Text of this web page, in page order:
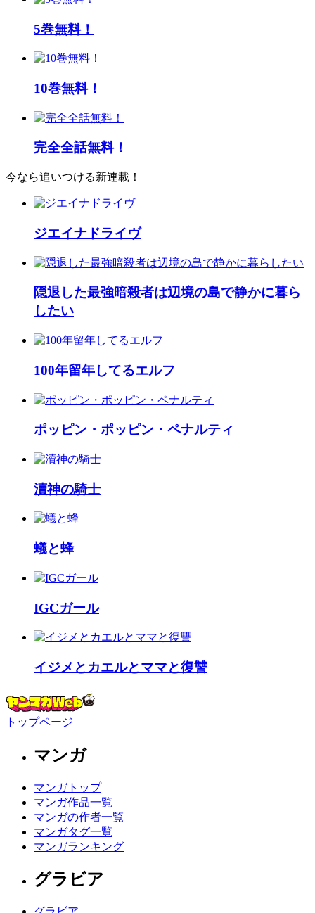
5巻無料！
10巻無料！
完全全話無料！
今なら追いつける新連載！
ジエイナドライヴ
隠退した最強暗殺者は辺境の島で静かに暮ら
したい
100年留年してるエルフ
ポッピン・ポッピン・ペナルティ
瀆神の騎士
蟻と蜂
IGCガール
イジメとカエルとママと復讐
トップページ
マンガ
マンガトップ
マンガ作品一覧
マンガの作者一覧
マンガタグ一覧
マンガランキング
グラビア